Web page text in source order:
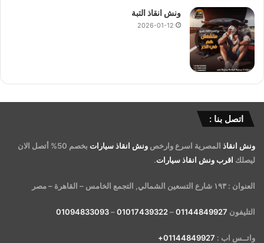
ونش انقاذ التبة
2026-01-12
اتصل بنا :
ونش انقاذ المصرية اسرع وارخص ونش انقاذ سيارات
بخصم 50% أتصل الان
ليصلك اقرب ونش انقاذ سيارات.
العنوان : ١٩٣ شارع التسعين الشمالي, التجمع الخامس – القاهرة – مصر
التليفون 01144849927
–
01017439322
–
01094833093
واتــس اب : 01144849927+